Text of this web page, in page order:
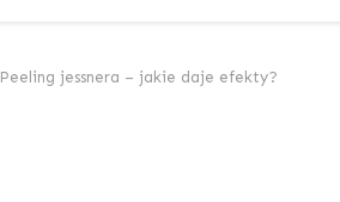
Peeling jessnera – jakie daje efekty?